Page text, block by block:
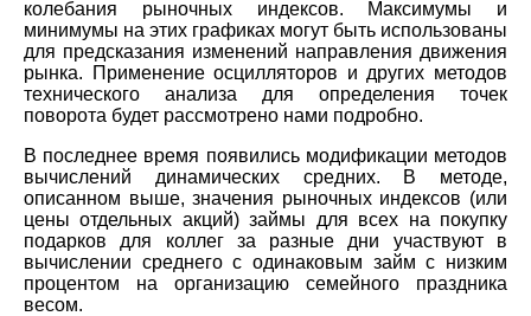
колебания рыночных индексов. Максимумы и
минимумы на этих графиках могут быть использованы
для предсказания изменений направления движения
рынка. Применение осцилляторов и других методов
технического анализа для определения точек
поворота будет рассмотрено нами подробно.
В последнее время появились модификации методов
вычислений динамических средних. В методе,
описанном выше, значения рыночных индексов (или
цены отдельных акций) займы для всех на покупку
подарков для коллег за разные дни участвуют в
вычислении среднего с одинаковым займ с низким
процентом на организацию семейного праздника
весом.